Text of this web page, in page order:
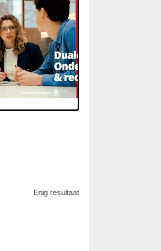
Enig resultaat